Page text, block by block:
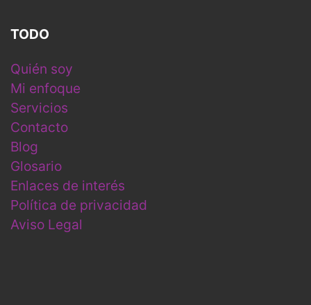
TODO
Quién soy
Mi enfoque
Servicios
Contacto
Blog
Glosario
Enlaces de interés
Política de privacidad
Aviso Legal